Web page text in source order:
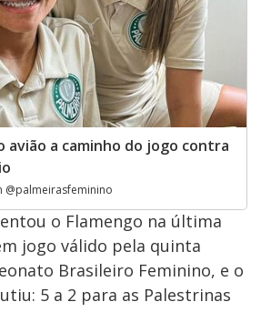
avião a caminho do jogo contra
@palmeirasfeminino
o Flamengo na última
jogo válido pela quinta
Brasileiro Feminino, e o
5 a 2 para as Palestrinas